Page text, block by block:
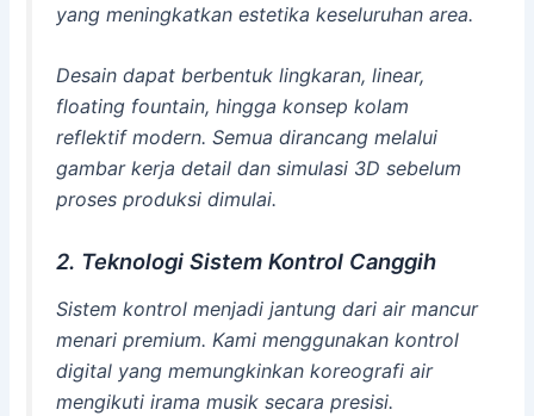
yang meningkatkan estetika keseluruhan area.
Desain dapat berbentuk lingkaran, linear,
floating fountain, hingga konsep kolam
reflektif modern. Semua dirancang melalui
gambar kerja detail dan simulasi 3D sebelum
proses produksi dimulai.
2. Teknologi Sistem Kontrol Canggih
Sistem kontrol menjadi jantung dari air mancur
menari premium. Kami menggunakan kontrol
digital yang memungkinkan koreografi air
mengikuti irama musik secara presisi.